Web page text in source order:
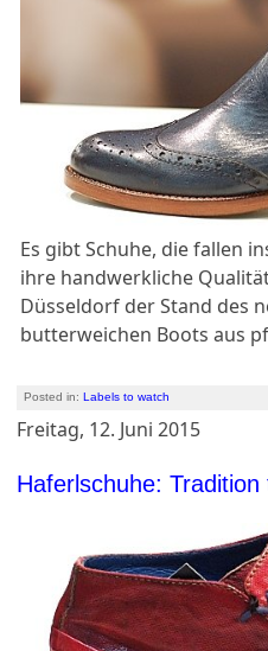
Es gibt Schuhe, die fallen
ihre handwerkliche
Düsseldorf der Stand des
butterweichen Boots aus
Posted in:Labels to watch
Freitag, 12. Juni 2015
Haferlschuhe: